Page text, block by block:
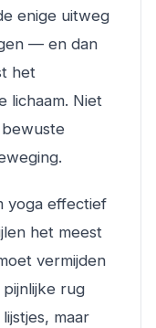
enige uitweg
— en dan
het
lichaam. Niet
yoga effectief
het meest
vermijden
rug
maar